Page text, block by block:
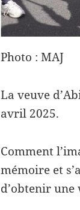
Photo : MAJ
La veuve
avril 2025.
Comment
mémoire et
d’obtenir